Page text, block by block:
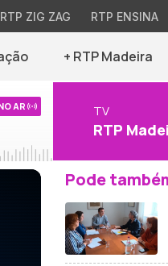
RTP ZIG ZAG RTP ENSINA
+ RTP Madeira
AR TV
RTP
Pode